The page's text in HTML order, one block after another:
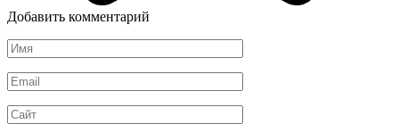
Добавить комментарий
Имя
*
Email
*
Сайт